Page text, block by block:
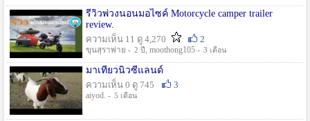
รีวิวพ่วงนอนมอไซค์ Motorcycle camper trailer
review.
ความเห็น 11 ดู 4,270
2
ขุนสุราพ่าย - 2 ปี , moothong105 - 3 เดือน
มาเที่ยวนิวซีแลนด์
ความเห็น 0 ดู 745
3
aiyod. - 5 เดือน